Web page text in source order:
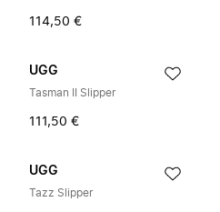
114,50 €
UGG
Tasman II Slipper
111,50 €
UGG
Tazz Slipper